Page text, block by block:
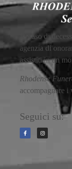
In caso di
agenzia di
assistiti in un
Rhodense
accompagnare
Seguici su: